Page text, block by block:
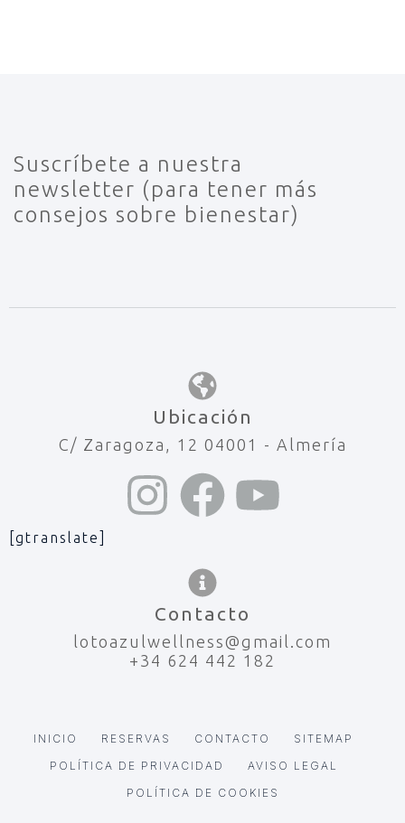
Suscríbete a nuestra
newsletter (para tener más
consejos sobre bienestar)
Ubicación
C/ Zaragoza, 12 04001 - Almería
[gtranslate]
Contacto
lotoazulwellness@gmail.com
+34 624 442 182
INICIO RESERVAS CONTACTO
SITEMAP
POLÍTICA DE PRIVACIDAD
AVISO LEGAL
POLÍTICA DE COOKIES